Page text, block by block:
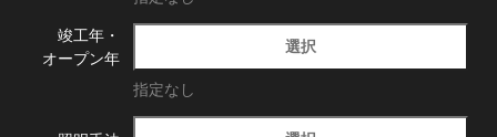
竣工年・
オープン年
選択
指定なし